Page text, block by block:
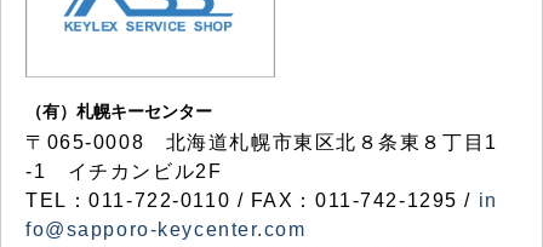
（有）札幌キーセンター
〒065-0008 北海道札幌市東区北８条東８丁目1
-1 イチカンビル2F
TEL：011-722-0110 / FAX：011-742-1295 / in
fo@sapporo-keycenter.com